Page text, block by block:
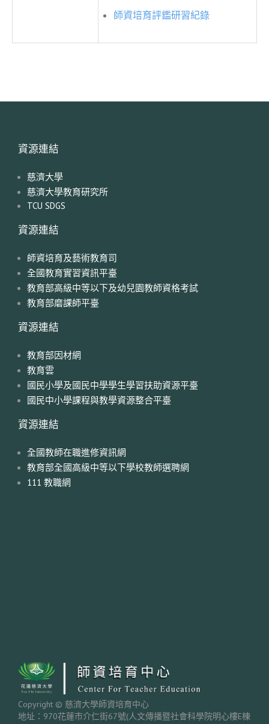
師資培育評鑑研習紀錄
資源連結
慈濟大學
慈濟大學教育研究所
TCU SDGS
資源連結
師資培育及藝術教育司
全國教育實習資訊平臺
教育部高級中等以下及幼兒園教師資格考試
教育部磨課師平臺
資源連結
教育部因材網
教育雲
國民小學及國民中學學生學習扶助資源平臺
國民中小學課程與教學資源整合平臺
資源連結
全國教師在職進修資訊網
教育部全國高級中等以下學校教師選聘網
111 教職網
Copyright © 慈濟大學師資培育中心
地址：970花蓮市介仁街67號(人文傳播暨社會科學院明心樓E棟